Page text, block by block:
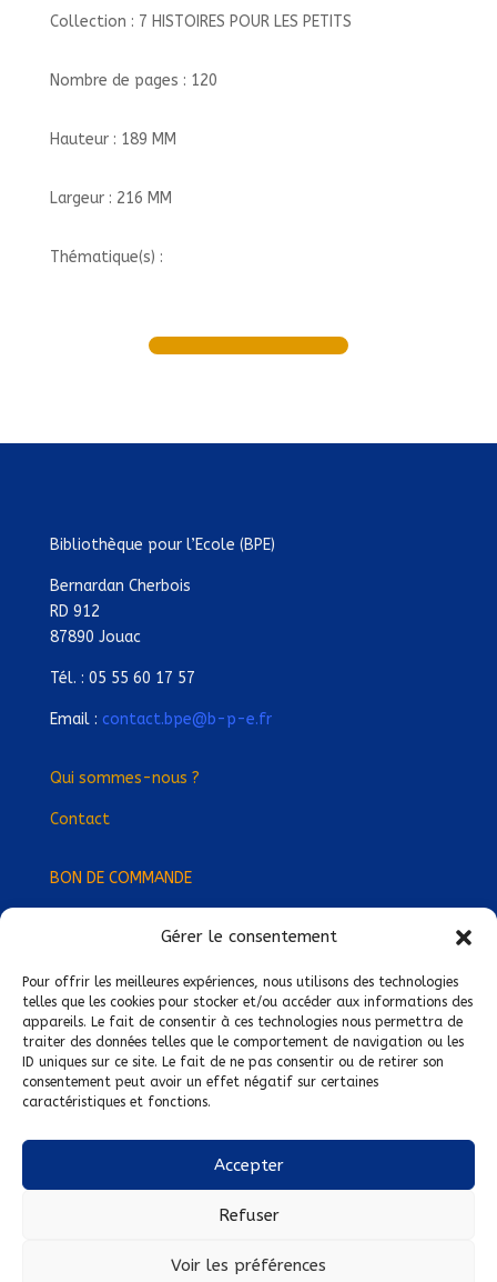
Gérer le consentement
Pour offrir les meilleures expériences, nous utilisons des technologies
telles que les cookies pour stocker et/ou accéder aux informations des
appareils. Le fait de consentir à ces technologies nous permettra de
traiter des données telles que le comportement de navigation ou les
ID uniques sur ce site. Le fait de ne pas consentir ou de retirer son
consentement peut avoir un effet négatif sur certaines
caractéristiques et fonctions.
Accepter
Refuser
Voir les préférences
Collection : 7 HISTOIRES POUR LES PETITS
Nombre de pages : 120
Hauteur : 189 MM
Largeur : 216 MM
Thématique(s) :
Bibliothèque pour l’Ecole (BPE)
Bernardan Cherbois
RD 912
87890 Jouac
Tél. : 05 55 60 17 57
Email : contact.bpe@b-p-e.fr
Qui sommes-nous ?
Contact
BON DE COMMANDE
Devenez Délégué·e Régional·e !
Trouvez-nous près de chez vous !
Mentions légales
Conditions générales de vente
Politique de confidentialité